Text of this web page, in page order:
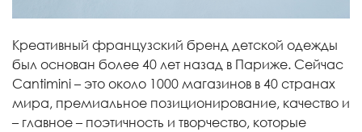
Креативный французский бренд детской одежды
был основан более 40 лет назад в Париже. Сейчас
Cantimini – это около 1000 магазинов в 40 странах
мира, премиальное позиционирование, качество и
– главное – поэтичность и творчество, которые